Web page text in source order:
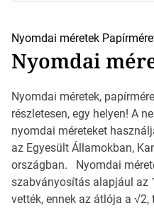
Nyomdai méretek
Nyomdai
Nyomdai méretek,
részletesen, egy helyen! A
nyomdai méreteket
az Egyesült Államokban,
országban. Nyomdai
szabványosítás alapjául az
vették, ennek az átlója a